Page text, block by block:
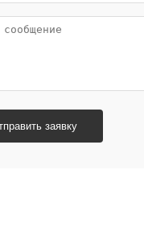
заявку